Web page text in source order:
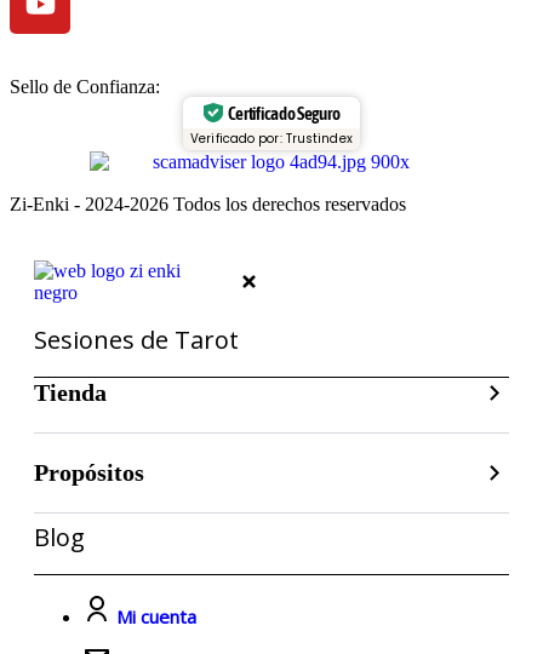
Sello de Confianza:
Certificado Seguro
Verificado por: Trustindex
Zi-Enki - 2024-2026 Todos los derechos reservados
Sesiones de Tarot
Tienda
Propósitos
Blog
Mi cuenta